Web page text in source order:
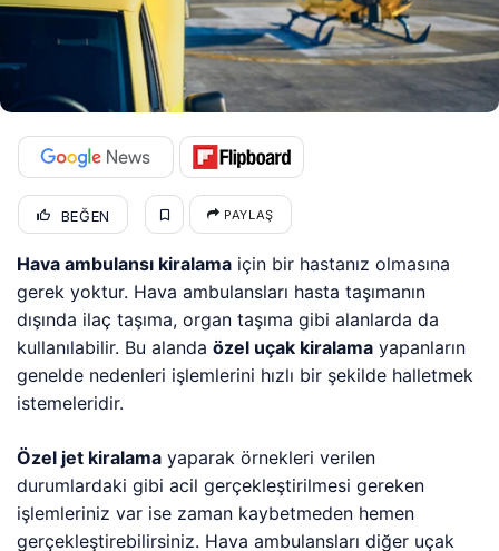
BEĞEN PAYLAŞ
Hava ambulansı kiralama için bir hastanız olmasına
gerek yoktur. Hava ambulansları hasta taşımanın
dışında ilaç taşıma, organ taşıma gibi alanlarda da
kullanılabilir. Bu alandaözel uçak kiralama yapanların
genelde nedenleri işlemlerini hızlı bir şekilde halletmek
istemeleridir.
Özel jet kiralama yaparak örnekleri verilen
durumlardaki gibi acil gerçekleştirilmesi gereken
işlemleriniz var ise zaman kaybetmeden hemen
gerçekleştirebilirsiniz. Hava ambulansları diğer uçak